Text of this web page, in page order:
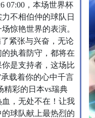
07:00，本场世界杯
不相伯仲的球队日
惊艳世界的表演。
紧张与兴奋，无论
执着防守，都将在
是支持者，这场比
载着你的心中千言
精彩的日本vs瑞典
，无处不在！让我
球队献上最热烈的